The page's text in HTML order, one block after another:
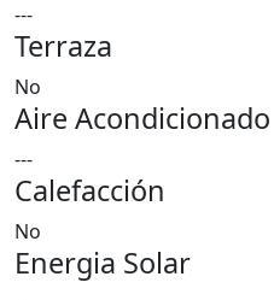
---
Terraza
No
Aire Acondicionado
---
Calefacción
No
Energia Solar